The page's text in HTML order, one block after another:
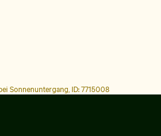
Sonnenuntergang, ID: 7715008